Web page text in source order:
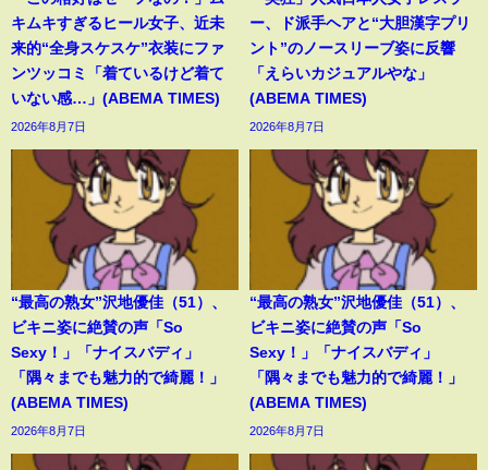
キムキすぎるヒール女子、近未
来的“全身スケスケ”衣装にファ
ンツッコミ「着ているけど着て
いない感…」(ABEMA TIMES)
2026年8月7日
ー、ド派手ヘアと“大胆漢字プリ
ント”のノースリーブ姿に反響
「えらいカジュアルやな」
(ABEMA TIMES)
2026年8月7日
“最高の熟女”沢地優佳（51）、
ビキニ姿に絶賛の声「So
Sexy！」「ナイスバディ」
「隅々までも魅力的で綺麗！」
(ABEMA TIMES)
2026年8月7日
“最高の熟女”沢地優佳（51）、
ビキニ姿に絶賛の声「So
Sexy！」「ナイスバディ」
「隅々までも魅力的で綺麗！」
(ABEMA TIMES)
2026年8月7日